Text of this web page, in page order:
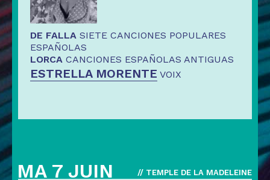
DE FALLA SIETE CANCIONES POPULARES
ESPAÑOLAS
LORCA CANCIONES ESPAÑOLAS ANTIGUAS
ESTRELLA MORENTE VOIX
// TEMPLE DE LA MADELEINE
MA 7 JUIN